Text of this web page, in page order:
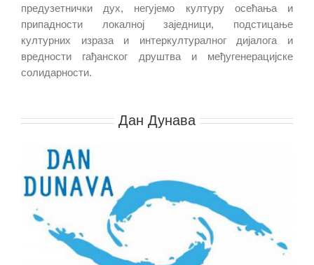
предузетнички дух, негујемо културу осећања и
припадности локалној заједници, подстицање
културних израза и интеркултуралног дијалога и
вредности гађанског друштва и међугенерацијске
солидарности.
Дан Дунава